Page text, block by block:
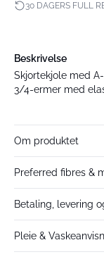
30 DAGERS FULL
Beskrivelse
Skjortekjole med
3/4-ermer med
Om produktet
Preferred fibres &
Betaling, levering
Pleie &